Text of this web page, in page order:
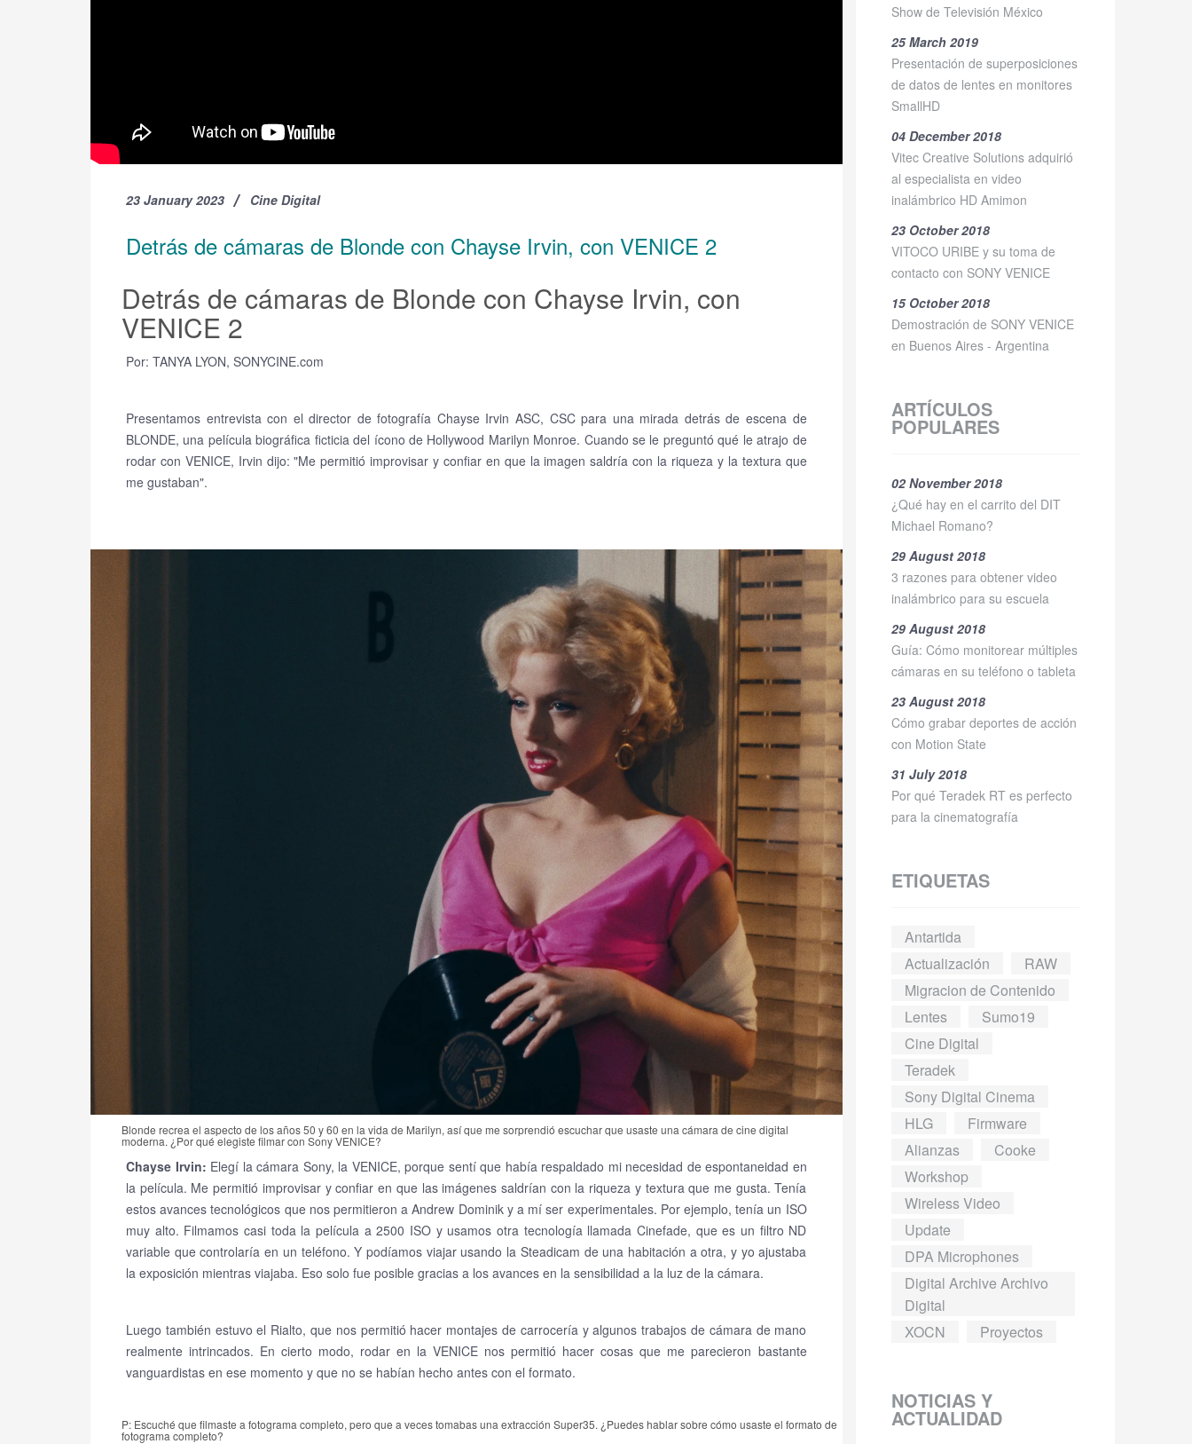
23 January 2023 Cine Digital
Detrás de cámaras de Blonde con Chayse Irvin, con VENICE 2
Detrás de cámaras de Blonde con Chayse Irvin, con
VENICE 2
Por: TANYA LYON, SONYCINE.com
Presentamos entrevista con el director de fotografía Chayse Irvin ASC, CSC para una mirada detrás de escena de
BLONDE, una película biográfica ficticia del ícono de Hollywood Marilyn Monroe. Cuando se le preguntó qué le atrajo de
rodar con VENICE, Irvin dijo: "Me permitió improvisar y confiar en que la imagen saldría con la riqueza y la textura que
me gustaban".
Blonde recrea el aspecto de los años 50 y 60 en la vida de Marilyn, así que me sorprendió escuchar que usaste una cámara de cine digital
moderna. ¿Por qué elegiste filmar con Sony VENICE?
Chayse Irvin: Elegí la cámara Sony, la VENICE, porque sentí que había respaldado mi necesidad de espontaneidad en
la película. Me permitió improvisar y confiar en que las imágenes saldrían con la riqueza y textura que me gusta. Tenía
estos avances tecnológicos que nos permitieron a Andrew Dominik y a mí ser experimentales. Por ejemplo, tenía un ISO
muy alto. Filmamos casi toda la película a 2500 ISO y usamos otra tecnología llamada Cinefade, que es un filtro ND
variable que controlaría en un teléfono. Y podíamos viajar usando la Steadicam de una habitación a otra, y yo ajustaba
la exposición mientras viajaba. Eso solo fue posible gracias a los avances en la sensibilidad a la luz de la cámara.
Luego también estuvo el Rialto, que nos permitió hacer montajes de carrocería y algunos trabajos de cámara de mano
realmente intrincados. En cierto modo, rodar en la VENICE nos permitió hacer cosas que me parecieron bastante
vanguardistas en ese momento y que no se habían hecho antes con el formato.
P: Escuché que filmaste a fotograma completo, pero que a veces tomabas una extracción Super35. ¿Puedes hablar sobre cómo usaste el formato de
fotograma completo?
Show de Televisión México
25 March 2019
Presentación de superposiciones
de datos de lentes en monitores
SmallHD
04 December 2018
Vitec Creative Solutions adquirió
al especialista en video
inalámbrico HD Amimon
23 October 2018
VITOCO URIBE y su toma de
contacto con SONY VENICE
15 October 2018
Demostración de SONY VENICE
en Buenos Aires - Argentina
ARTÍCULOS
POPULARES
02 November 2018
¿Qué hay en el carrito del DIT
Michael Romano?
29 August 2018
3 razones para obtener video
inalámbrico para su escuela
29 August 2018
Guía: Cómo monitorear múltiples
cámaras en su teléfono o tableta
23 August 2018
Cómo grabar deportes de acción
con Motion State
31 July 2018
Por qué Teradek RT es perfecto
para la cinematografía
ETIQUETAS
Antartida
Actualización
RAW
Migracion de Contenido
Lentes
Sumo19
Cine Digital
Teradek
Sony Digital Cinema
HLG
Firmware
Alianzas
Cooke
Workshop
Wireless Video
Update
DPA Microphones
Digital Archive Archivo
Digital
XOCN
Proyectos
NOTICIAS Y
ACTUALIDAD